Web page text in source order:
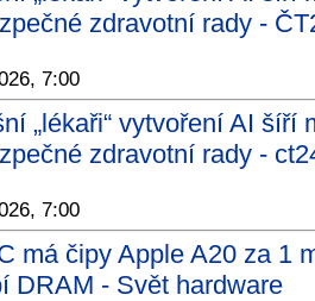
zdravotní rady -
7:00
„lékaři“ vytvoření AI šíří
zdravotní rady -
7:00
má čipy Apple A20 za 1
DRAM - Svět hardware